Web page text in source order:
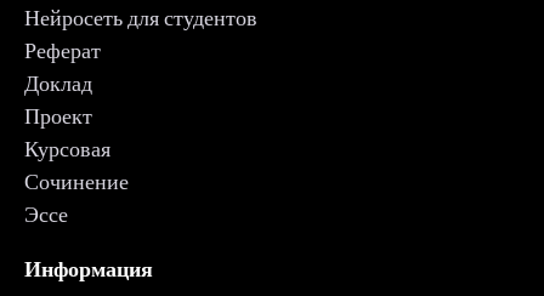
Нейросеть для студентов
Реферат
Доклад
Проект
Курсовая
Сочинение
Эссе
Информация